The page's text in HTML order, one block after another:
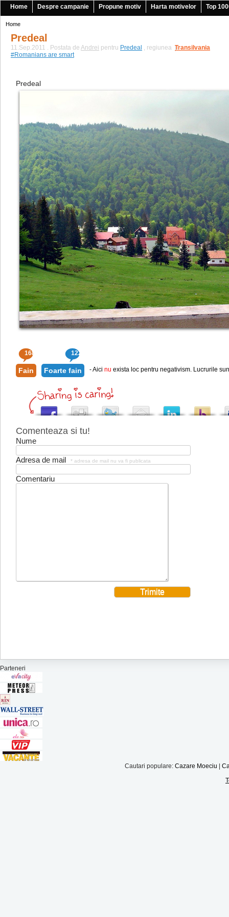
Home Despre campanie Propune motiv Harta motivelor Top
Home
Predeal
11.Sep.2011 . Postata de Andrei pentru Predeal , regiunea Transilvania
|
#Romanians are smart
Predeal
168 122
Fain Foarte fain - Aici nu exista loc pentru negativism. Lucrurile
Comenteaza si tu!
Nume
Adresa de mail * adresa de mail nu va fi publicata
Comentariu
Parteneri
Cautari populare: Cazare Moeciu